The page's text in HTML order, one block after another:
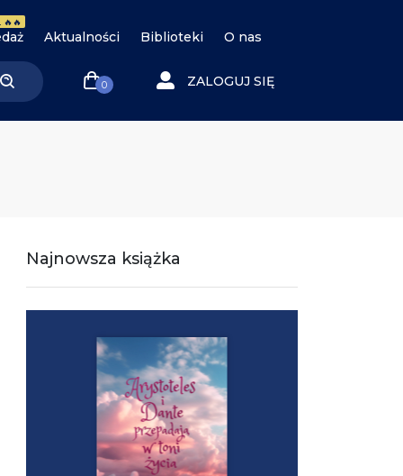
🔥🔥
Aktualności Biblioteki O nas
0 ZALOGUJ SIĘ
Najnowsza książka